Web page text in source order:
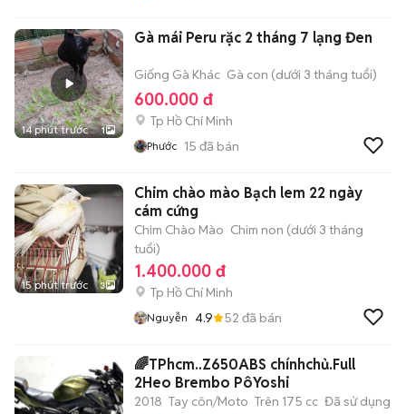
14 phút trước 1
Gà mái Peru rặc 2 tháng 7 lạng Đen
Giống Gà Khác Gà con (dưới 3 tháng tuổi)
600.000 đ
Tp Hồ Chí Minh
Phước 15 đã bán
15 phút trước 3
Chim chào mào Bạch lem 22 ngày
cám cứng
Chim Chào Mào Chim non (dưới 3 tháng
tuổi)
1.400.000 đ
Tp Hồ Chí Minh
Nguyễn 4.9 52 đã bán
🌈TPhcm..Z650ABS chínhchủ.Full
2Heo Brembo PôYoshi
2018 Tay côn/Moto Trên 175 cc Đã sử dụng